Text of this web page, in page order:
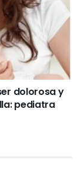
dolorosa y
pediatra